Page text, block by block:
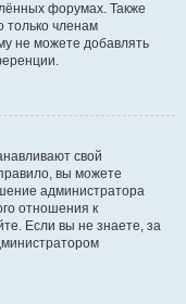
форумах. Также
только членам
не можете добавлять
свой
вы можете
администратора
отношения к
Если вы не знаете, за